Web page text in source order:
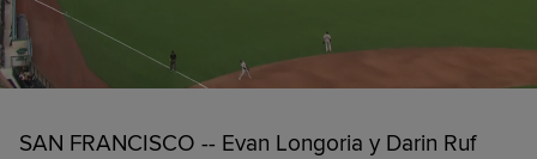
SAN FRANCISCO -- Evan Longoria y Darin Ruf